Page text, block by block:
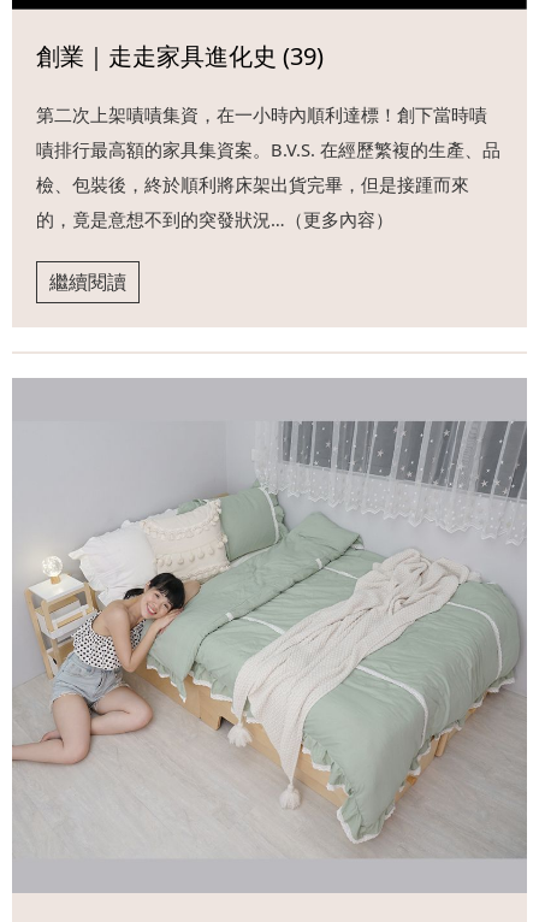
創業｜走走家具進化史 (39)
第二次上架嘖嘖集資，在一小時內順利達標！創下當時嘖
嘖排行最高額的家具集資案。B.V.S. 在經歷繁複的生產、品
檢、包裝後，終於順利將床架出貨完畢，但是接踵而來
的，竟是意想不到的突發狀況…（更多內容）
繼續閱讀